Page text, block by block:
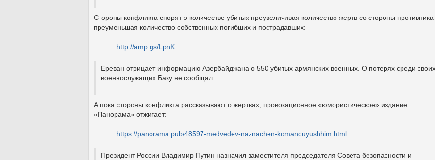
Стороны конфликта спорят о количестве убитых преувеличивая количество жертв со стороны
преуменьшая количество собственных погибших и пострадавших:
http://amp.gs/LpnK
Ереван отрицает информацию Азербайджана о 550 убитых армянских военных. О потерях среди своих
военнослужащих Баку не сообщал
А пока стороны конфликта рассказывают о жертвах, провокационное «юмористическое» издание
«Панорама» отжигает:
https://panorama.pub/48597-medvedev-naznachen-komanduyushhim.html
Президент России Владимир Путин назначил заместителя председателя Совета безопасности и